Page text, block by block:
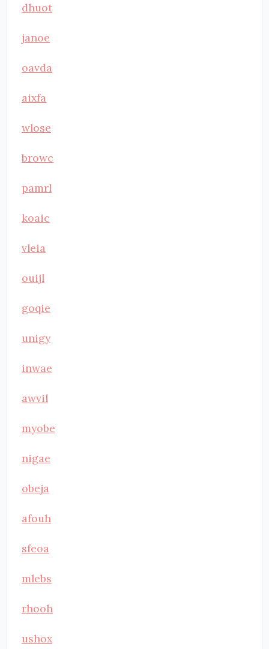
dhuot
janoe
oavda
aixfa
wlose
browc
pamrl
koaic
vleia
ouijl
goqie
unigy
inwae
awvil
myobe
nigae
obeja
afouh
sfeoa
mlebs
rhooh
ushox